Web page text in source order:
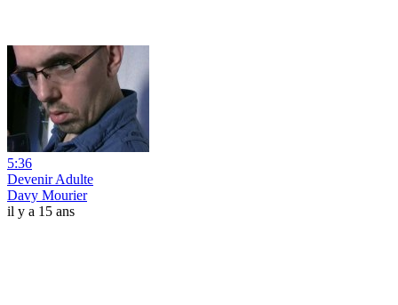
5:36
Devenir Adulte
Davy Mourier
il y a 15 ans